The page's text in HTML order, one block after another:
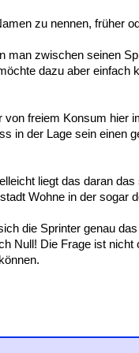
zu nennen, früher
man zwischen seinen
dazu aber
von freiem Konsum hier
in der Lage sein einen
liegt das daran
Wohne in der sogar
die Sprinter genau
Null! Die Frage ist